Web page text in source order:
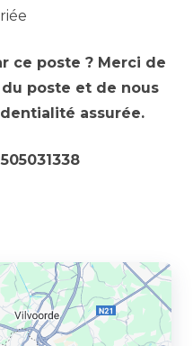
ce poste ? Merci de
poste et de nous
assurée.